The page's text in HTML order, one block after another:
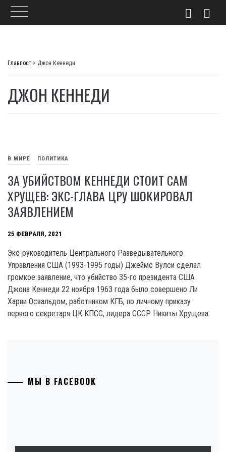
Главпост > Джон Кеннеди
ДЖОН КЕННЕДИ
В МИРЕ ПОЛИТИКА
ЗА УБИЙСТВОМ КЕННЕДИ СТОИТ САМ
ХРУЩЕВ: ЭКС-ГЛАВА ЦРУ ШОКИРОВАЛ
ЗАЯВЛЕНИЕМ
25 ФЕВРАЛЯ, 2021
Экс-руководитель Центрального Разведывательного
Управления США (1993-1995 годы) Джеймс Вулси сделал
громкое заявление, что убийство 35-го президента США
Джона Кеннеди 22 ноября 1963 года было совершено Ли
Харви Освальдом, работником КГБ, по личному приказу
первого секретаря ЦК КПСС, лидера СССР Никиты Хрущева.
МЫ В FACEBOOK